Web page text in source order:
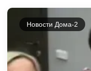
Новости Дома-2